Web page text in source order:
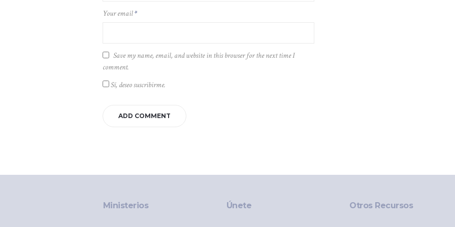
Your email*
Save my name, email, and website in this browser for the next time I
comment.
Sí, deseo suscribirme.
Ministerios Únete Otros Recursos